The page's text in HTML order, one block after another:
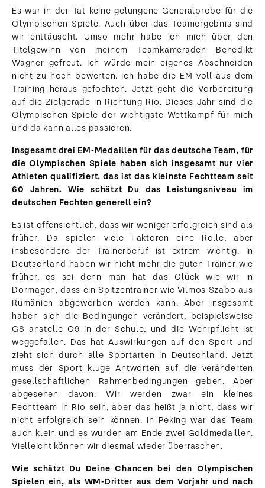
Es war in der Tat keine gelungene Generalprobe für die
Olympischen Spiele. Auch über das Teamergebnis sind
wir enttäuscht. Umso mehr habe ich mich über den
Titelgewinn von meinem Teamkameraden Benedikt
Wagner gefreut. Ich würde mein eigenes Abschneiden
nicht zu hoch bewerten. Ich habe die EM voll aus dem
Training heraus gefochten. Jetzt geht die Vorbereitung
auf die Zielgerade in Richtung Rio. Dieses Jahr sind die
Olympischen Spiele der wichtigste Wettkampf für mich
und da kann alles passieren.
Insgesamt drei EM-Medaillen für das deutsche Team, für
die Olympischen Spiele haben sich insgesamt nur vier
Athleten qualifiziert, das ist das kleinste Fechtteam seit
60 Jahren. Wie schätzt Du das Leistungsniveau im
deutschen Fechten generell ein?
Es ist offensichtlich, dass wir weniger erfolgreich sind als
früher. Da spielen viele Faktoren eine Rolle, aber
insbesondere der Trainerberuf ist extrem wichtig. In
Deutschland haben wir nicht mehr die guten Trainer wie
früher, es sei denn man hat das Glück wie wir in
Dormagen, dass ein Spitzentrainer wie Vilmos Szabo aus
Rumänien abgeworben werden kann. Aber insgesamt
haben sich die Bedingungen verändert, beispielsweise
G8 anstelle G9 in der Schule, und die Wehrpflicht ist
weggefallen. Das hat Auswirkungen auf den Sport und
zieht sich durch alle Sportarten in Deutschland. Jetzt
muss der Sport kluge Antworten auf die veränderten
gesellschaftlichen Rahmenbedingungen geben. Aber
abgesehen davon: Wir werden zwar ein kleines
Fechtteam in Rio sein, aber das heißt ja nicht, dass wir
nicht erfolgreich sein können. In Peking war das Team
auch klein und es wurden am Ende zwei Goldmedaillen.
Vielleicht können wir diesmal wieder überraschen.
Wie schätzt Du Deine Chancen bei den Olympischen
Spielen ein, als WM-Dritter aus dem Vorjahr und nach